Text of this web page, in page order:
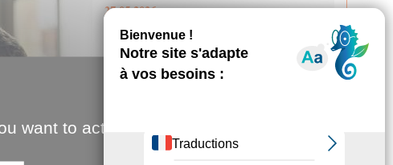
27.05.2026
Le Rassemblement
National : seule force
d’opposition
métropole, le
Rassemblement National devient la
want to activate